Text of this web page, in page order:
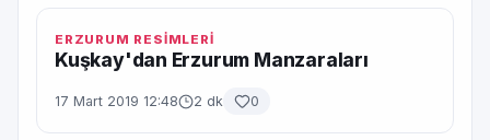
ERZURUM RESİMLERİ
Kuşkay'dan Erzurum Manzaraları
17 Mart 2019 12:48 2 dk 0